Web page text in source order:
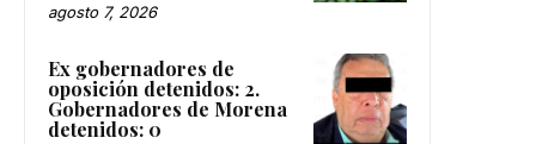
agosto 7, 2026
Ex gobernadores de
oposición detenidos: 2.
Gobernadores de Morena
detenidos: 0